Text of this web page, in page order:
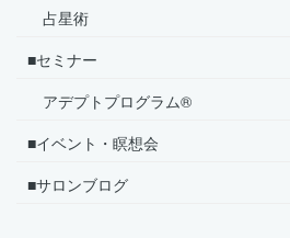
占星術
■セミナー
アデプトプログラム®
■イベント・瞑想会
■サロンブログ